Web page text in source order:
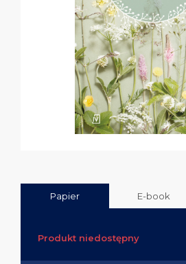
Papier E-book
Produkt niedostępny